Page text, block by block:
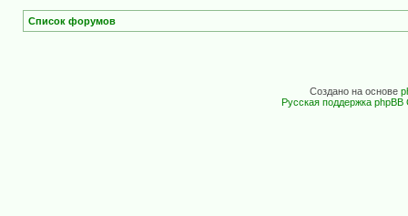
Список форумов
Создано на основе
Русская поддержка phpBB